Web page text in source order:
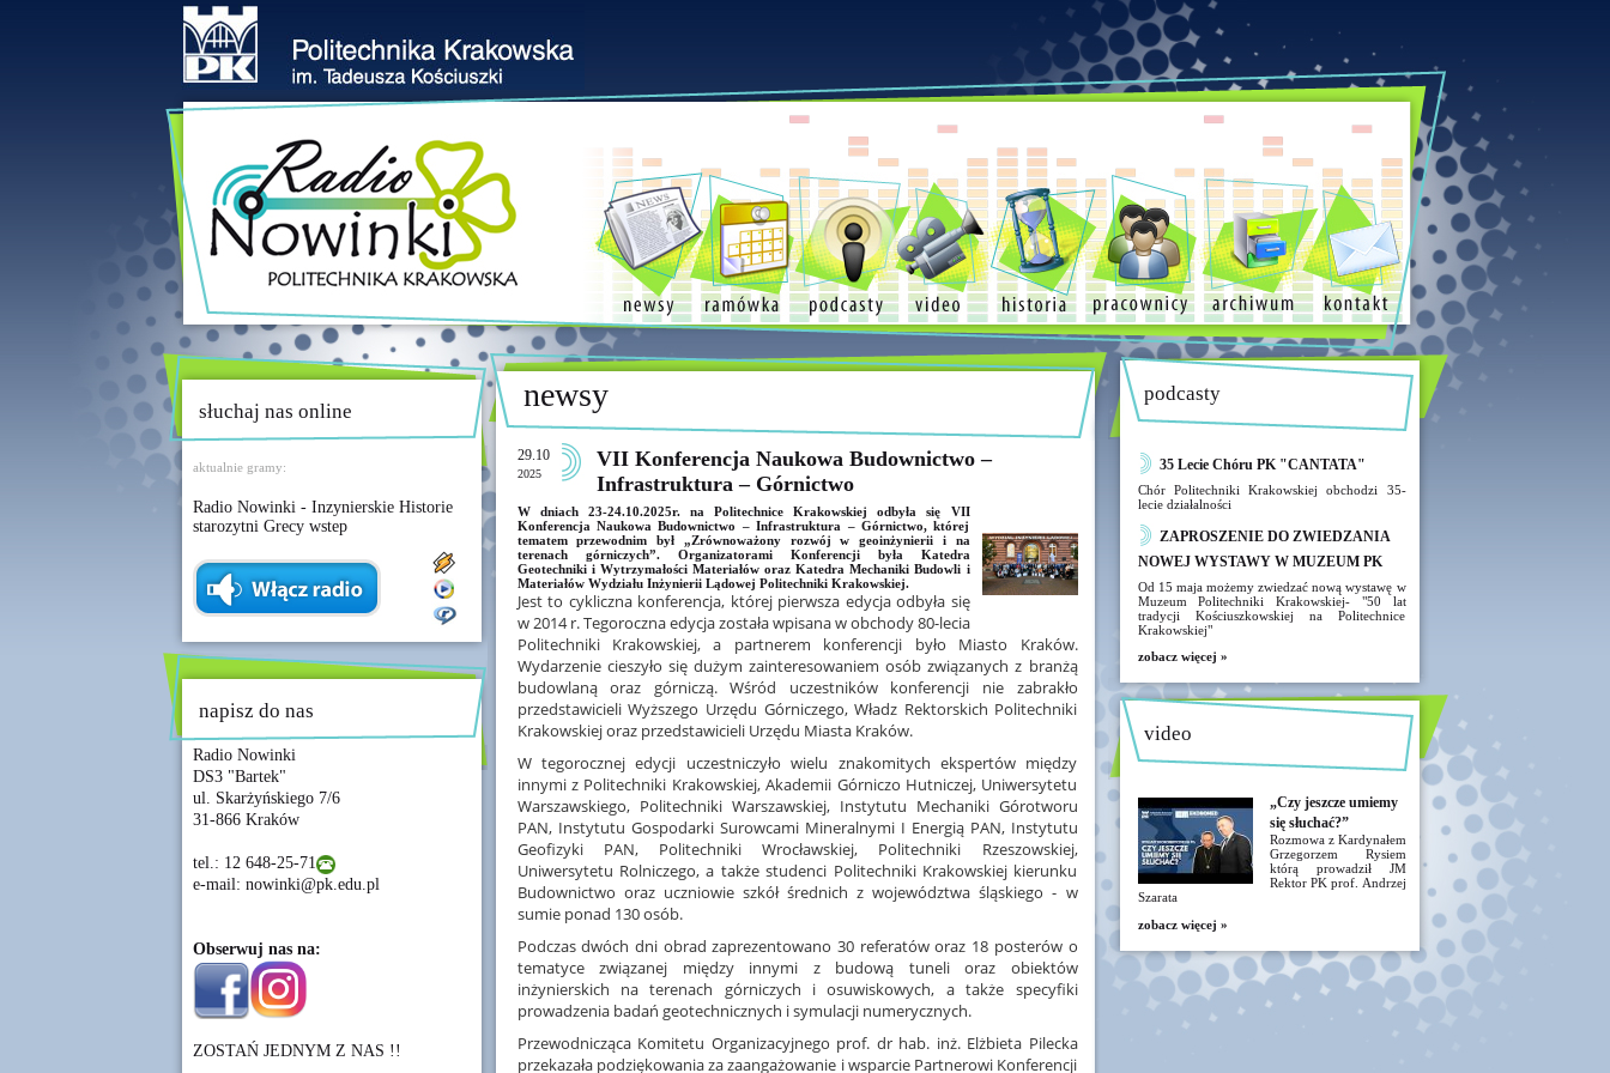
słuchaj nas online
aktualnie gramy:
Radio Nowinki - Inzynierskie Historie
starozytni Grecy wstep
napisz do nas
Radio Nowinki
DS3 "Bartek"
ul. Skarżyńskiego 7/6
31-866 Kraków
tel.: 12 648-25-71
e-mail: nowinki@pk.edu.pl
Obserwuj nas na:
ZOSTAŃ JEDNYM Z NAS !!
newsy
29.10
2025
VII Konferencja Naukowa Budownictwo –
Infrastruktura – Górnictwo
W dniach 23-24.10.2025r. na Politechnice Krakowskiej odbyła się VII
Konferencja Naukowa Budownictwo – Infrastruktura – Górnictwo, której
tematem przewodnim był „Zrównoważony rozwój w geoinżynierii i na
terenach górniczych”. Organizatorami Konferencji była Katedra
Geotechniki i Wytrzymałości Materiałów oraz Katedra Mechaniki Budowli i
Materiałów Wydziału Inżynierii Lądowej Politechniki Krakowskiej.
Jest to cykliczna konferencja, której pierwsza edycja odbyła się
w 2014 r. Tegoroczna edycja została wpisana w obchody 80-lecia
Politechniki Krakowskiej, a partnerem konferencji było Miasto Kraków.
Wydarzenie cieszyło się dużym zainteresowaniem osób związanych z branżą
budowlaną oraz górniczą. Wśród uczestników konferencji nie zabrakło
przedstawicieli Wyższego Urzędu Górniczego, Władz Rektorskich Politechniki
Krakowskiej oraz przedstawicieli Urzędu Miasta Kraków.
W tegorocznej edycji uczestniczyło wielu znakomitych ekspertów między
innymi z Politechniki Krakowskiej, Akademii Górniczo Hutniczej, Uniwersytetu
Warszawskiego, Politechniki Warszawskiej, Instytutu Mechaniki Górotworu
PAN, Instytutu Gospodarki Surowcami Mineralnymi I Energią PAN, Instytutu
Geofizyki PAN, Politechniki Wrocławskiej, Politechniki Rzeszowskiej,
Uniwersytetu Rolniczego, a także studenci Politechniki Krakowskiej kierunku
Budownictwo oraz uczniowie szkół średnich z województwa śląskiego - w
sumie ponad 130 osób.
Podczas dwóch dni obrad zaprezentowano 30 referatów oraz 18 posterów o
tematyce związanej między innymi z budową tuneli oraz obiektów
inżynierskich na terenach górniczych i osuwiskowych, a także specyfiki
prowadzenia badań geotechnicznych i symulacji numerycznych.
Przewodnicząca Komitetu Organizacyjnego prof. dr hab. inż. Elżbieta Pilecka
przekazała podziękowania za zaangażowanie i wsparcie Partnerowi Konferencji
podcasty
35 Lecie Chóru PK "CANTATA"
Chór Politechniki Krakowskiej obchodzi 35-
lecie działalności
ZAPROSZENIE DO ZWIEDZANIA
NOWEJ WYSTAWY W MUZEUM PK
Od 15 maja możemy zwiedzać nową wystawę w
Muzeum Politechniki Krakowskiej- "50 lat
tradycji Kościuszkowskiej na Politechnice
Krakowskiej"
zobacz więcej »
video
„Czy jeszcze umiemy
się słuchać?”
Rozmowa z Kardynałem
Grzegorzem Rysiem
którą prowadził JM
Rektor PK prof. Andrzej
Szarata
zobacz więcej »